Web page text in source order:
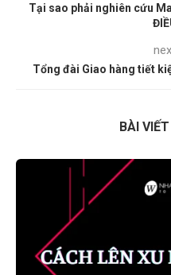
Tại sao phải nghiên cứu
Tổng đài Giao hàng tiết
BÀI